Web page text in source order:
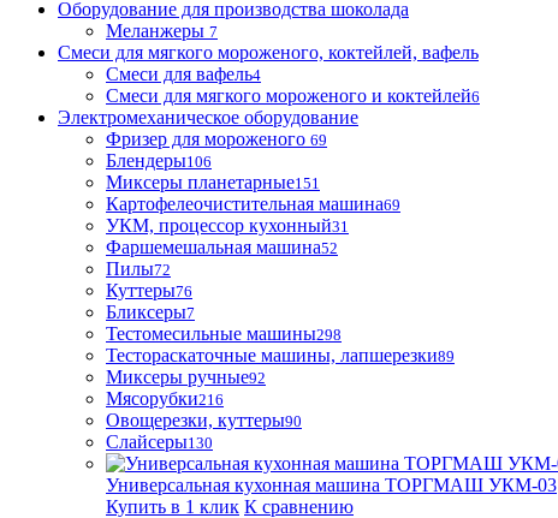
Оборудование для производства шоколада
Меланжеры 7
Смеси для мягкого мороженого, коктейлей, вафель
Смеси для вафель4
Смеси для мягкого мороженого и коктейлей6
Электромеханическое оборудование
Фризер для мороженого 69
Блендеры106
Миксеры планетарные151
Картофелеочистительная машина69
УКМ, процессор кухонный31
Фаршемешальная машина52
Пилы72
Куттеры76
Бликсеры7
Тестомесильные машины298
Тестораскаточные машины, лапшерезки89
Миксеры ручные92
Мясорубки216
Овощерезки, куттеры90
Слайсеры130
Универсальная кухонная машина ТОРГМАШ УКМ-03
Купить в 1 клик К сравнению